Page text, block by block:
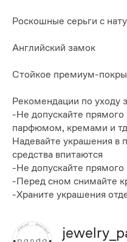
Роскошные серьги с
Английский замок
Стойкое премиум-
Рекомендации по уходу
-Не допускайте прямого
парфюмом, кремами и тд
Надевайте украшения в
средства впитаются
-Не допускайте прямого
-Перед сном снимайте
-Храните украшения